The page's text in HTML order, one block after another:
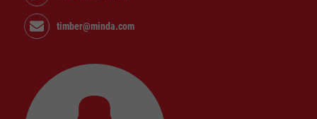
timber@minda.com